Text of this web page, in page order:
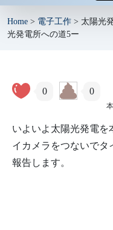
Home > 電子工作 > 太陽光
光発電所への道5ー
0 0
いよいよ太陽光発電を
イカメラをつないでタ
報告します。